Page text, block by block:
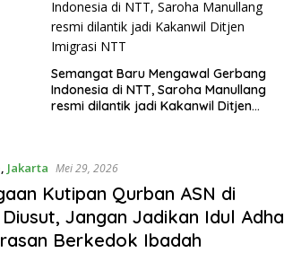
Semangat Baru Mengawal Gerbang
Indonesia di NTT, Saroha Manullang
resmi dilantik jadi Kakanwil Ditjen
, Jakarta Mei 29, 2026
Kutipan Qurban ASN di
Jangan Jadikan Idul Adha
Berkedok Ibadah